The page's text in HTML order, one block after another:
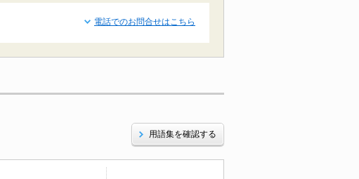
電話でのお問合せはこちら
用語集を確認する